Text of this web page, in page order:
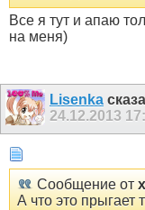
Все я тут и апаю
на меня)
Lisenka
24.12.2013
Сообщение от
А что это прыгает